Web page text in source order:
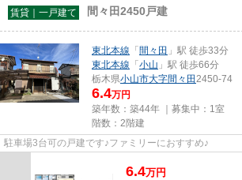
賃貸｜一戸建て 間々田2450戸建
東北本線 「間々田 」駅 徒歩33分
東北本線 「小山 」駅 徒歩66分
栃木県小山市大字間々田 2450-74
6.4万円
築年数：築44年 ｜募集中： 1室
階数：2階建
駐車場3台可の戸建です♪ファミリーにおすすめ♪
6.4万円